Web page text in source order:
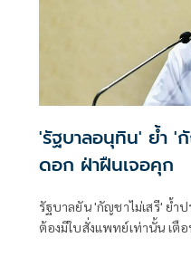
'รัฐบาลอนุทิน' ย้ำ '
ดอก ฝ่าฝืนเจอคุก
รัฐบาลยัน 'กัญชาไม่เสรี' ย้ำ
ต้องมีใบสั่งแพทย์เท่านั้น เ